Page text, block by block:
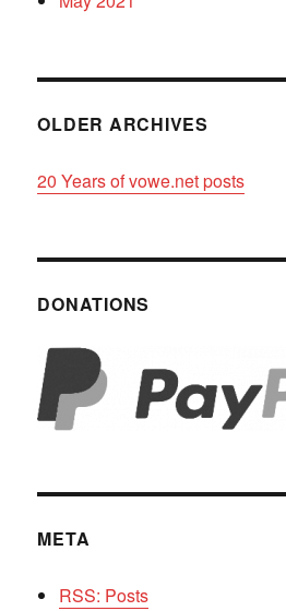
OLDER ARCHIVES
20 Years of vowe.net posts
DONATIONS
META
RSS: Posts